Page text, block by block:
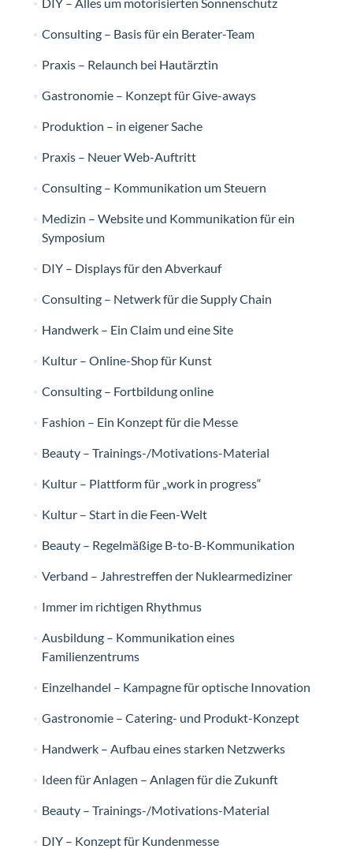
Consulting – Basis für ein Berater-Team
Praxis – Relaunch bei Hautärztin
Gastronomie – Konzept für Give-aways
Produktion – in eigener Sache
Praxis – Neuer Web-Auftritt
Consulting – Kommunikation um Steuern
Medizin – Website und Kommunikation für ein
Symposium
DIY – Displays für den Abverkauf
Consulting – Netwerk für die Supply Chain
Handwerk – Ein Claim und eine Site
Kultur – Online-Shop für Kunst
Consulting – Fortbildung online
Fashion – Ein Konzept für die Messe
Beauty – Trainings-/Motivations-Material
Kultur – Plattform für „work in progress“
Kultur – Start in die Feen-Welt
Beauty – Regelmäßige B-to-B-Kommunikation
Verband – Jahrestreffen der Nuklearmediziner
Immer im richtigen Rhythmus
Ausbildung – Kommunikation eines
Familienzentrums
Einzelhandel – Kampagne für optische Innovation
Gastronomie – Catering- und Produkt-Konzept
Handwerk – Aufbau eines starken Netzwerks
Ideen für Anlagen – Anlagen für die Zukunft
Beauty – Trainings-/Motivations-Material
DIY – Konzept für Kundenmesse